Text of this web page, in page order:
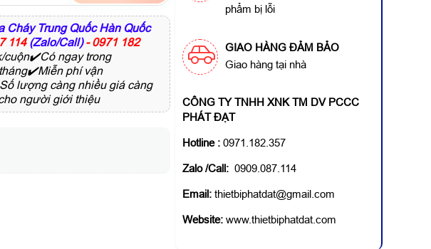
Cháy Trung Quốc Hàn Quốc
114 (Zalo/Call) - 0971 182
cuộn✔️Có ngay trong
phí vận
lượng càng nhiều giá càng
người giới thiệu
phẩm bị lỗi
GIAO HÀNG ĐẢM BẢO
Giao hàng tại nhà
CÔNG TY TNHH XNK TM DV PCCC
PHÁT ĐẠT
Hotline : 0971.182.357
Zalo /Call:0909.087.114
Email:thietbiphatdat@gmail.com
Website:www.thietbiphatdat.com